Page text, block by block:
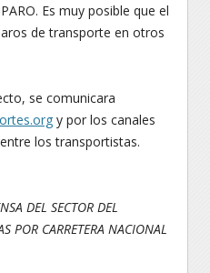
Es muy posible que el
de transporte en otros
se comunicara
y por los canales
los transportistas.
DEL SECTOR DEL
POR CARRETERA NACIONAL